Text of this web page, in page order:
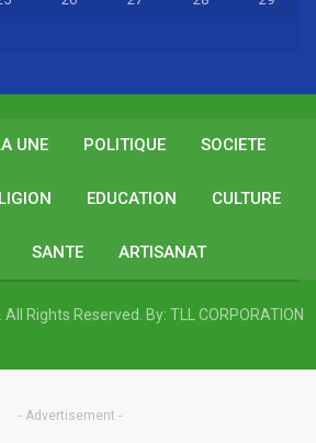
UNE POLITIQUE SOCIETE
EDUCATION CULTURE
SANTE ARTISANAT
Rights Reserved. By: TLL CORPORATION
- Advertisement -